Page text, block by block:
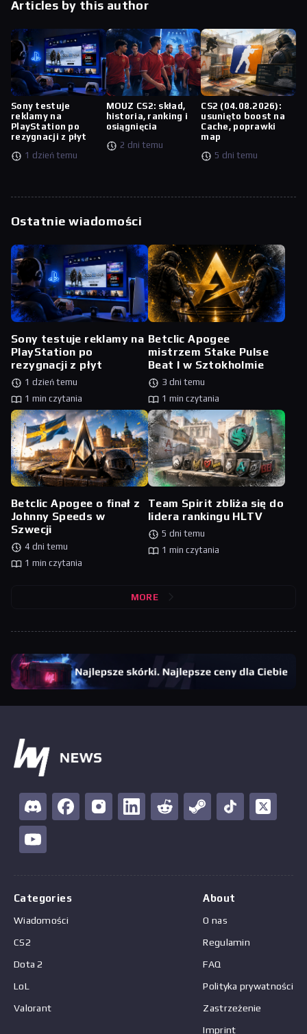
Articles by this author
Sony testuje
reklamy na
PlayStation po
rezygnacji z płyt
1 dzień temu
MOUZ CS2: skład,
historia, ranking i
osiągnięcia
2 dni temu
CS2 (04.08.2026):
usunięto boost na
Cache, poprawki
map
5 dni temu
Ostatnie wiadomości
Sony testuje reklamy na
PlayStation po
rezygnacji z płyt
1 dzień temu
1 min czytania
Betclic Apogee
mistrzem Stake Pulse
Beat I w Sztokholmie
3 dni temu
1 min czytania
Betclic Apogee o finał z
Johnny Speeds w
Szwecji
4 dni temu
1 min czytania
Team Spirit zbliża się do
lidera rankingu HLTV
5 dni temu
1 min czytania
MORE
Categories
Wiadomości
CS2
Dota 2
LoL
Valorant
About
O nas
Regulamin
FAQ
Polityka prywatności
Zastrzeżenie
Imprint